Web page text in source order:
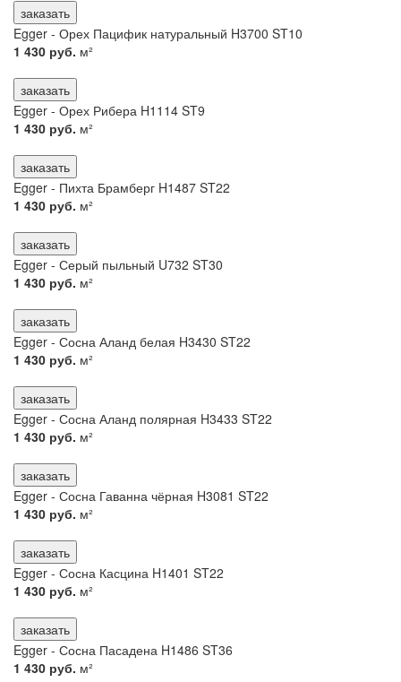
заказать
Egger - Орех Пацифик натуральный H3700 ST10
1 430 руб. м²
заказать
Egger - Орех Рибера H1114 ST9
1 430 руб. м²
заказать
Egger - Пихта Брамберг H1487 ST22
1 430 руб. м²
заказать
Egger - Серый пыльный U732 ST30
1 430 руб. м²
заказать
Egger - Сосна Аланд белая H3430 ST22
1 430 руб. м²
заказать
Egger - Сосна Аланд полярная H3433 ST22
1 430 руб. м²
заказать
Egger - Сосна Гаванна чёрная H3081 ST22
1 430 руб. м²
заказать
Egger - Сосна Касцина H1401 ST22
1 430 руб. м²
заказать
Egger - Сосна Пасадена H1486 ST36
1 430 руб. м²